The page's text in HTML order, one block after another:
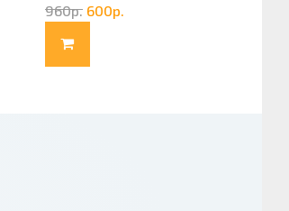
960р. 600р.